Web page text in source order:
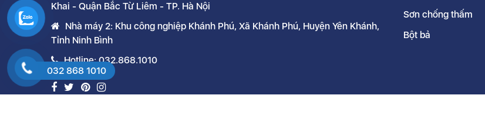
Khai - Quận Bắc Từ Liêm - TP. Hà Nội
Nhà máy 2: Khu công nghiệp Khánh Phú, Xã Khánh Phú, Huyện Yên Khánh,
Tỉnh Ninh Bình
Hotline: 032.868.1010
Sơn chống thấm
Bột bả
032 868 1010